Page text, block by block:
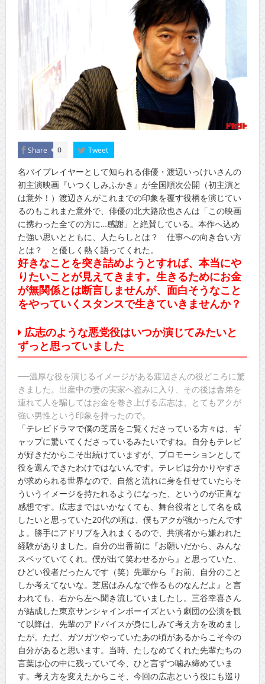
Share 0 Tweet
名バイプレイヤーとして知られる俳優・渡辺いっけいさんの
初主演映画『いつくしみふかき』が全国順次公開（初主演と
は意外！）渡辺さんがこれまでの印象を覆す役柄を演じてい
るのもこれまた意外で、俳優の北大路欣也さんは「この映画
に携わった全ての方に…感謝」と絶賛している。本作へ込め
た強い思いとともに、人たらしとは？ 仕事への向き合い方
とは？ と優しく熱く語ってくれた。
好きなことを突き詰めようとすれば、本当にや
りたいことが見えてきます。生きるためにお金
が無関係とは断言しませんが、面白そうなこと
をやっていくスタンスで生きていきませんか？
広志のような悪党役はいつか演じてみたいと
ずっと思っていました
──温厚な役を演じるイメージがある渡辺さんの役どころに驚
きました。出産中の妻の実家へ盗みに入り、その後は舎弟を
連れて人を騙してはお金を巻き上げる広志は、とてもアクが
強い男性という印象を持ったので。
「テレビドラマで僕の芝居をご覧くださっている方々は、ギ
ャップに驚いてくださっているみたいですね。自分もテレビ
が好きだからこそ出続けていますが、プロモーションとして
役を選んできたわけではないんです。テレビは分かりやすさ
が求められる世界なので、自然と流れに身を任せていたらそ
ういうイメージを持たれるようになった、というのが正直な
感想です。広志まではいかなくても、舞台役者として名を成
したいと思っていた20代の頃は、僕もアクが強かったんです
よ。勝手にアドリブを入れまくるので、共演者から嫌われた
経験がありました。自分の出番前に『お願いだから、みんな
スベッていてくれ。僕が出て笑わせるから』と思っていた、
ひどい役者だったんです（笑）先輩から『お前、自分のこと
しか考えてないな。芝居はみんなで作るものなんだよ』と言
われても、右から左へ聞き流していましたし。三谷幸喜さん
が結成した東京サンシャインボーイズという劇団の公演を観
て以降は、先輩のアドバイスが身にしみて考え方を改めまし
たが。ただ、ガツガツやっていたあの頃があるからこそ今の
自分があると思います。当時、たしなめてくれた先輩たちの
言葉は心の中に残っていて今、ひと言ずつ噛み締めていま
す。考え方を変えたからこそ、今回の広志という役にも巡り